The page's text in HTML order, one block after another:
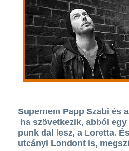
Supernem Papp Szabi és
ha szövetkezik, abból
punk dal lesz, a Loretta.
utcányi Londont is,